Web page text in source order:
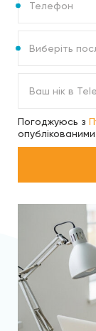
Виберіть
нік
/
WhatsApp
Погоджуюсь з